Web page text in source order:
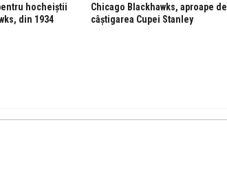
hocheiștii
din 1934
Chicago Blackhawks, aproape de
câștigarea Cupei Stanley